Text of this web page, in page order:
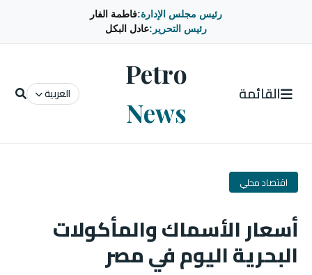
رئيس مجلس الإدارة:فاطمة الفار
رئيس التحرير:عادل البكل
القائمة
Petro
News
العربية
اقتصاد محلي
أسعار الأسماك والمأكولات
البحرية اليوم في مصر